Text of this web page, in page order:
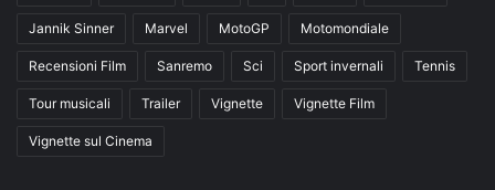
Jannik Sinner Marvel MotoGP Motomondiale
Recensioni Film Sanremo Sci Sport invernali Tennis
Tour musicali Trailer Vignette Vignette Film
Vignette sul Cinema